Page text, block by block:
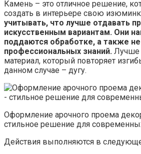
Камень – это отличное решение,
создать в интерьере свою
учитывать, что лучше отдавать
искусственным вариантам. Они
поддаются обработке, а также
профессиональных знаний. Лучше
материал, который повторяет
данном случае – дугу.
Оформление арочного проема
стильное решение для
Действия выполняются в